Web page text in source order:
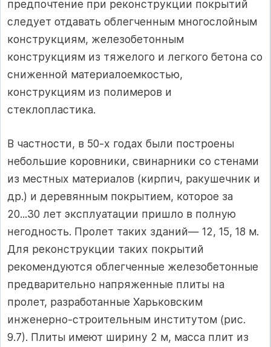
предпочтение при реконструкции покрытий
следует от­давать облегченным многослойным
конструкциям, желе­зобетонным
конструкциям из тяжелого и легкого бетона со
сниженной материалоемкостью,
конструкциям из по­лимеров и
стеклопластика.
В частности, в 50-х годах были построены
небольшие коровники, свинарники со стенами
из местных материа­лов (кирпич, ракушечник и
др.) и деревянным покрыти­ем, которое за
20...30 лет эксплуатации пришло в полную
негодность. Пролет таких зданий— 12, 15, 18 м.
Для ре­конструкции таких покрытий
рекомендуются облегченные железобетонные
предварительно напряженные плиты на
пролет, разработанные Харьковским
инженерно-строи­тельным институтом (рис.
9.7). Плиты имеют ширину 2 м, масса плит из